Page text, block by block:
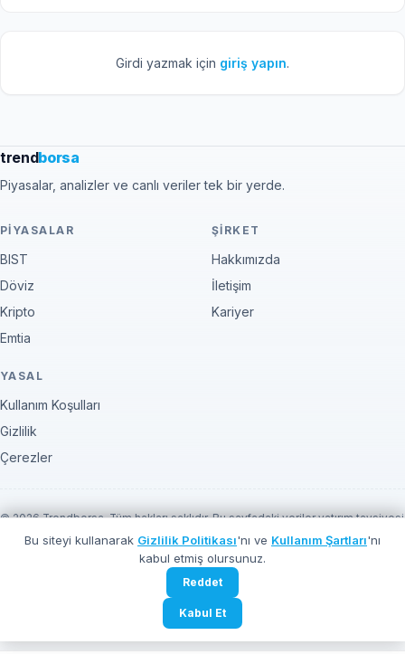
Girdi yazmak için giriş yapın.
trendborsa
Piyasalar, analizler ve canlı veriler tek bir yerde.
PIYASALAR
BIST
Döviz
Kripto
Emtia
ŞIRKET
Hakkımızda
İletişim
Kariyer
YASAL
Kullanım Koşulları
Gizlilik
Çerezler
© 2026 Trendborsa. Tüm hakları saklıdır. Bu sayfadaki veriler yatırım tavsiyesi
değildir.
Reklam Alanı — İletişime Geçin
Tüm sayfalarda görünür reklam alanı
Bu siteyi kullanarak Gizlilik Politikası'nı ve Kullanım Şartları'nı
kabul etmiş olursunuz.
Reddet
Kabul Et